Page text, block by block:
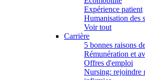
Expérience patient
Humanisation des
Voir tout
Carrière
5 bonnes raisons
Rémunération et
Offres d'emploi
Nursing: rejoindre